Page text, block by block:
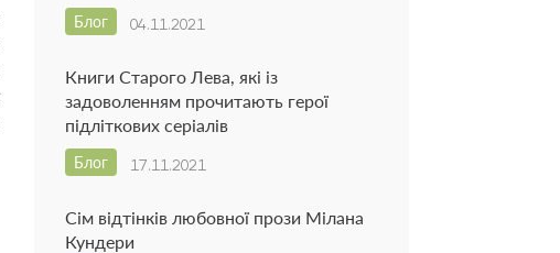
04.11.2021
Блог
Книги Старого Лева, які із
задоволенням прочитають герої
підліткових серіалів
17.11.2021
Блог
Сім відтінків любовної прози Мілана
Кундери